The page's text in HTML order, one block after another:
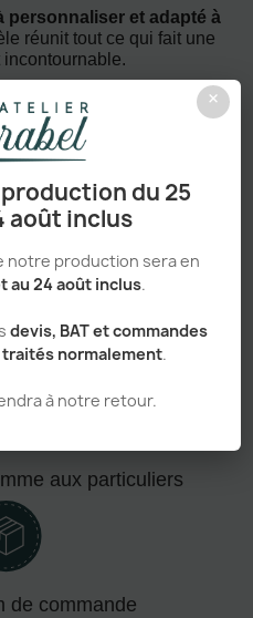
×
du 25
août inclus
notre production sera en
au 24 août inclus.
devis, BAT et commandes
normalement.
à notre retour.
personnaliser et adapté à
réunit tout ce qui fait une
renforcée
haut de gamme
aux particuliers
de commande